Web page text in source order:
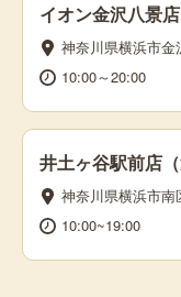
イオン金沢八景
神奈川県横浜市金
10:00～20:00
井土ヶ谷駅前店
神奈川県横浜市
10:00~19:00